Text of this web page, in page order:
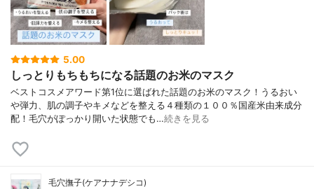
5.00
しっとりもちもちになる話題のお米のマスク
ベストコスメアワード第1位に選ばれた話題のお米のマスク！うるおい
や弾力、肌の調子やキメなどを整える４種類の１００％国産米由来成分
配！毛穴がぽっかり開いた状態でも…続きを見る
毛穴撫子(ケアナナデシコ)